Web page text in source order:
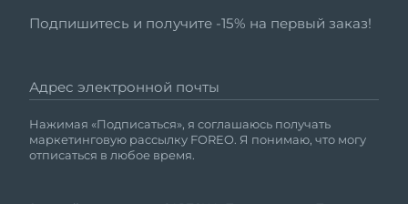
Подпишитесь и получите -15% на первый заказ!
Адрес электронной почты
Нажимая «Подписаться», я соглашаюсь получать
маркетинговую рассылку FOREO. Я понимаю, что могу
отписаться в любое время.